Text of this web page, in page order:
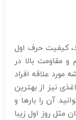
کیفیت حرف اول
و مقاومت بالا در
علاقه افراد
نیز از بهترین
آن را بارها و
مثل روز اول زیبا